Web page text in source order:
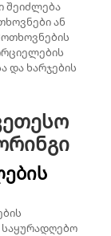
შეიძლება
ან
და ხარჯების
საყურადღებო